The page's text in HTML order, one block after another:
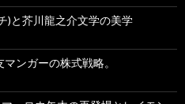
)と芥川龍之介文学の美学
ンガーの株式戦略。